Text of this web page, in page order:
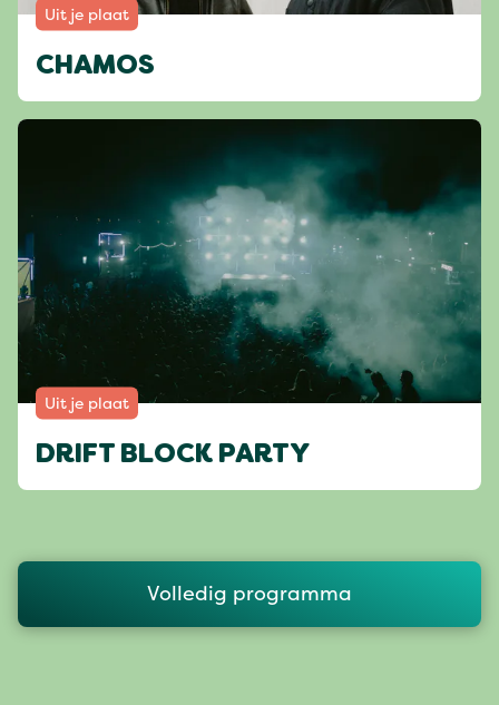
Uit je plaat
CHAMOS
Uit je plaat
DRIFT BLOCK PARTY
Volledig programma